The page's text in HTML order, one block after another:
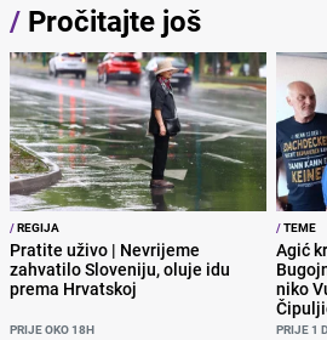
/ Pročitajte još
/REGIJA
Pratite uživo | Nevrijeme
zahvatilo Sloveniju, oluje idu
prema Hrvatskoj
PRIJE OKO 18H
/TEME
Agić
niko
PRIJE 1